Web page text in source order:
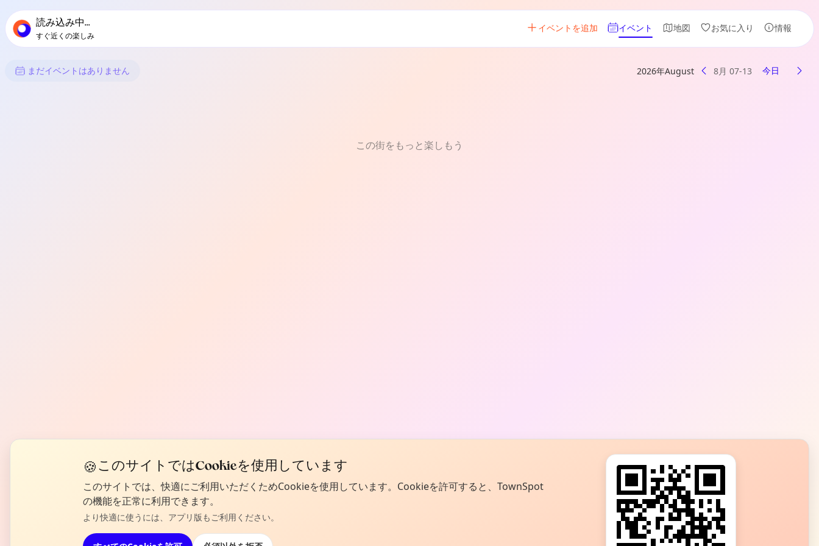
の地域イベントコンテンツ
読み込み中...
すぐ近くの楽しみ
イベントを追加 イベント 地図 お気に入り 情報
Siribのイベント
まだイベントはありません 2026年August 8月 07-13 今日
この街をもっと楽しもう
🍪 このサイトではCookieを使用しています
このサイトでは、快適にご利用いただくためCookieを使用しています。Cookieを許可すると、TownSpot
の機能を正常に利用できます。
より快適に使うには、アプリ版もご利用ください。